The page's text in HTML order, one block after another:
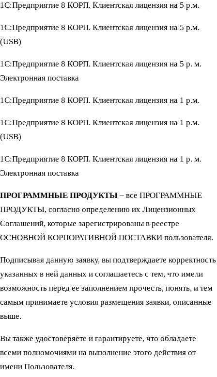
1С:Предприятие 8 КОРП. Клиентская лицензия на 5 р.м.
1С:Предприятие 8 КОРП. Клиентская лицензия на 5 р.м.
(USB)
1С:Предприятие 8 КОРП. Клиентская лицензия на 5 р. м.
Электронная поставка
1С:Предприятие 8 КОРП. Клиентская лицензия на 1 р.м.
1С:Предприятие 8 КОРП. Клиентская лицензия на 1 р.м.
(USB)
1С:Предприятие 8 КОРП. Клиентская лицензия на 1 р. м.
Электронная поставка
ПРОГРАММНЫЕ ПРОДУКТЫ – все ПРОГРАММНЫЕ
ПРОДУКТЫ, согласно определению их Лицензионных
Соглашений, которые зарегистрированы в реестре
ОСНОВНОЙ КОРПОРАТИВНОЙ ПОСТАВКИ пользователя.
Подписывая данную заявку, вы подтверждаете корректность
указанных в ней данных и соглашаетесь с тем, что имели
возможность перед ее заполнением прочесть, понять, и тем
самым принимаете условия размещения заявки, описанные
выше.
Вы также удостоверяете и гарантируете, что обладаете
всеми полномочиями на выполнение этого действия от
имени Пользователя.